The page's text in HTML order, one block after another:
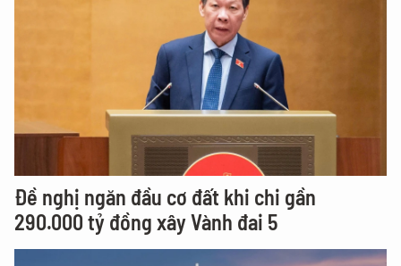
Đề nghị ngăn đầu cơ đất khi chi gần
290.000 tỷ đồng xây Vành đai 5